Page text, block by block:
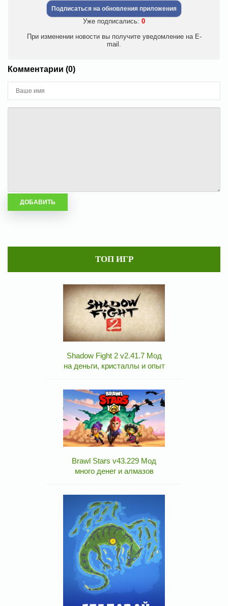
Подписаться на обновления приложения
Уже подписались: 0
При изменении новости вы получите уведомление на E-
mail.
Комментарии (0)
ТОП ИГР
Shadow Fight 2 v2.41.7 Мод
на деньги, кристаллы и опыт
Brawl Stars v43.229 Мод
много денег и алмазов